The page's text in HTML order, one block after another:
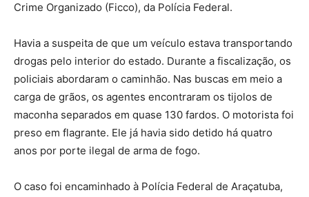
Crime Organizado (Ficco), da Polícia Federal.
Havia a suspeita de que um veículo estava transportando
drogas pelo interior do estado. Durante a fiscalização, os
policiais abordaram o caminhão. Nas buscas em meio a
carga de grãos, os agentes encontraram os tijolos de
maconha separados em quase 130 fardos. O motorista foi
preso em flagrante. Ele já havia sido detido há quatro
anos por porte ilegal de arma de fogo.
O caso foi encaminhado à Polícia Federal de Araçatuba,